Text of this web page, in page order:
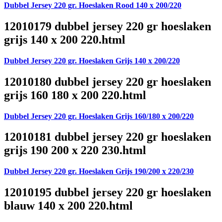
Dubbel Jersey 220 gr. Hoeslaken Rood 140 x 200/220
12010179 dubbel jersey 220 gr hoeslaken
grijs 140 x 200 220.html
Dubbel Jersey 220 gr. Hoeslaken Grijs 140 x 200/220
12010180 dubbel jersey 220 gr hoeslaken
grijs 160 180 x 200 220.html
Dubbel Jersey 220 gr. Hoeslaken Grijs 160/180 x 200/220
12010181 dubbel jersey 220 gr hoeslaken
grijs 190 200 x 220 230.html
Dubbel Jersey 220 gr. Hoeslaken Grijs 190/200 x 220/230
12010195 dubbel jersey 220 gr hoeslaken
blauw 140 x 200 220.html